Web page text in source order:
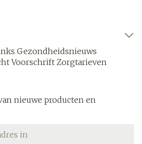
Gezondheidsnieuws
Voorschrift Zorgtarieven
nieuwe producten en